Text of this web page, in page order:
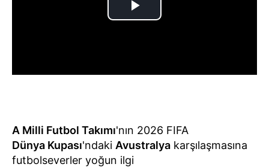
A Milli Futbol Takımı'nın 2026 FIFA
Dünya Kupası'ndaki Avustralya karşılaşmasına
futbolseverler yoğun ilgi